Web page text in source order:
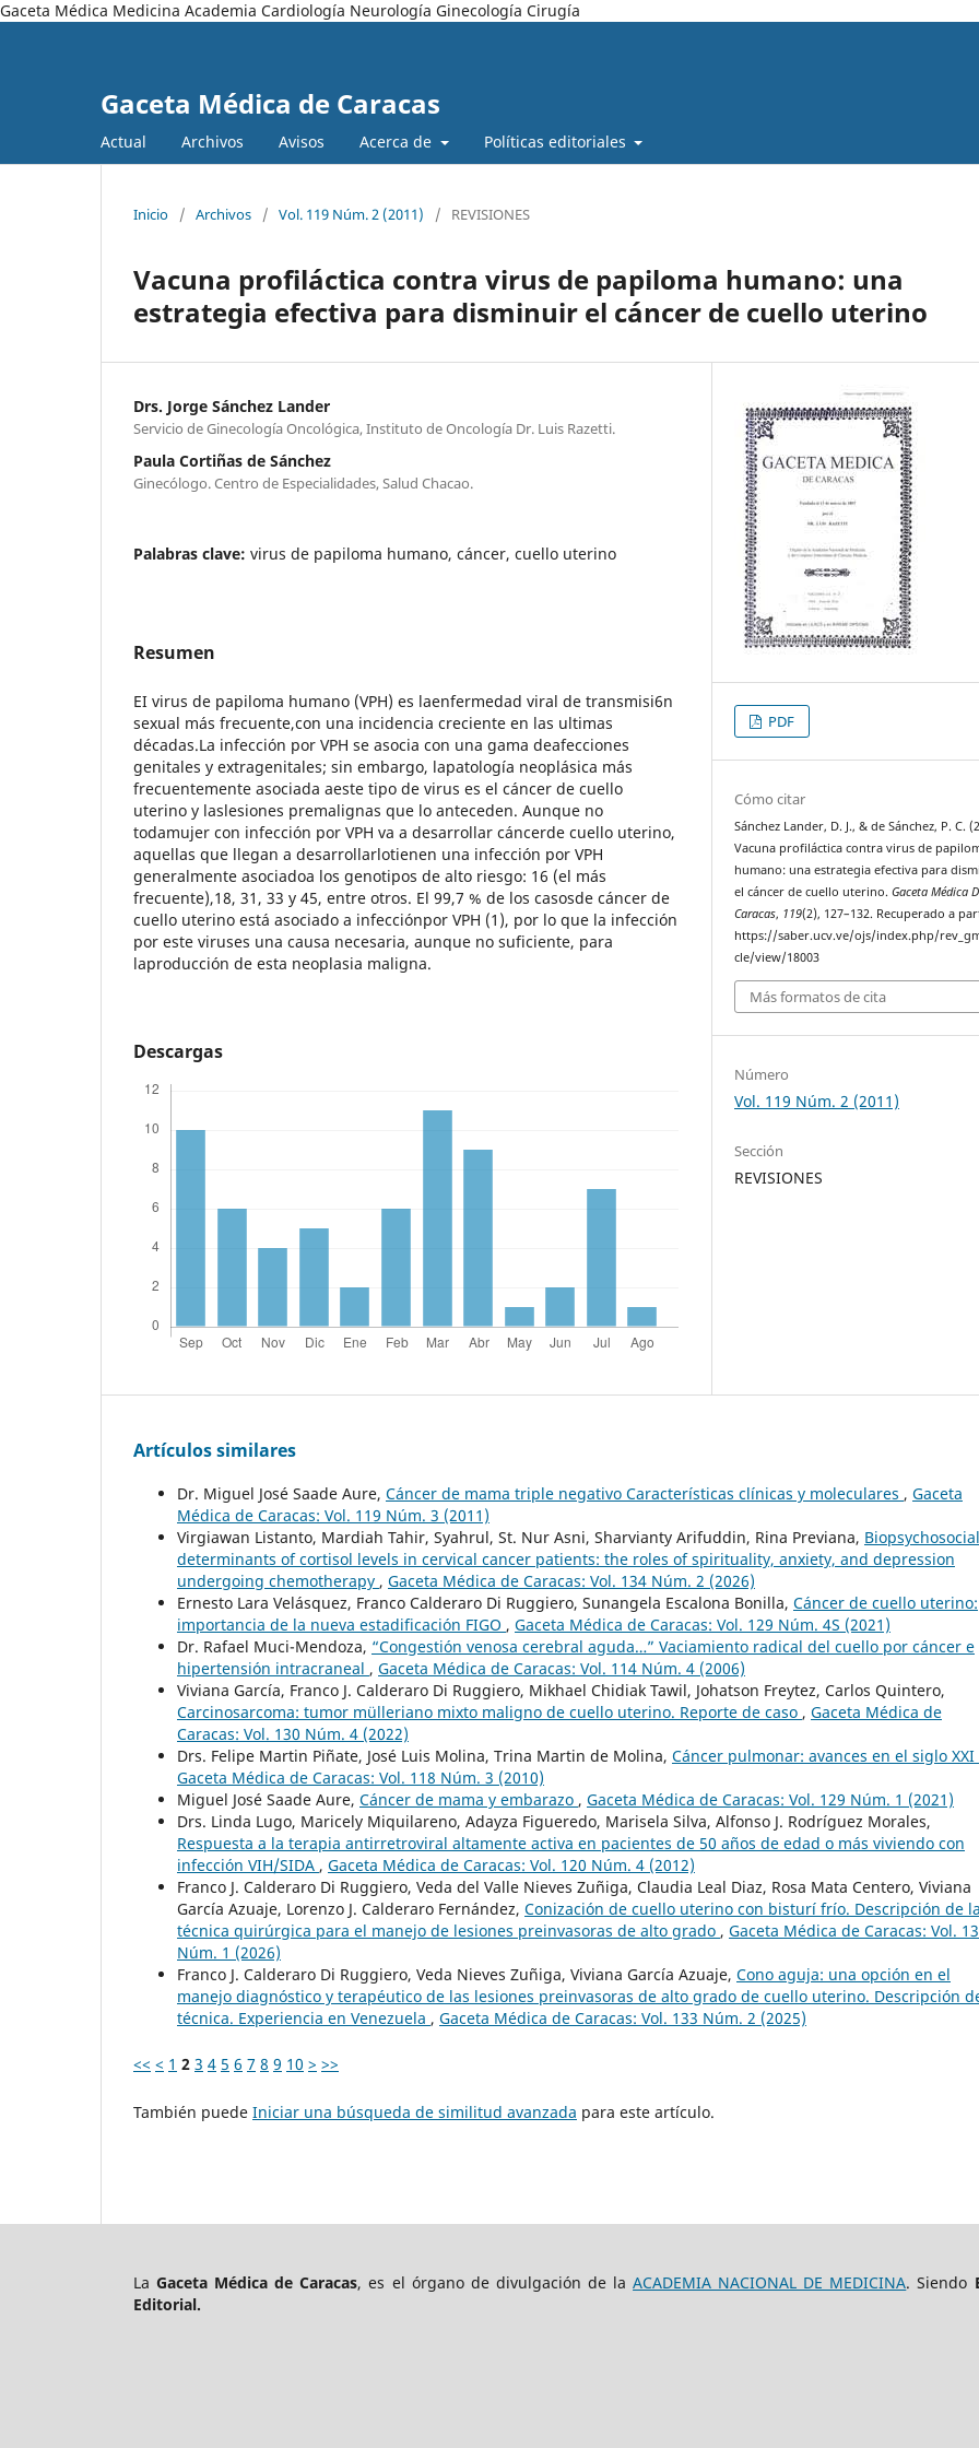
Gaceta Médica Medicina Academia Cardiología Neurología Ginecología Cirugía
Gaceta Médica de Caracas
Actual Archivos Avisos Acerca de Políticas editoriales
Inicio / Archivos / Vol. 119 Núm. 2 (2011) / REVISIONES
Vacuna profiláctica contra virus de papiloma humano: una
estrategia efectiva para disminuir el cáncer de cuello uterino
Drs. Jorge Sánchez Lander
Servicio de Ginecología Oncológica, Instituto de Oncología Dr. Luis Razetti.
Paula Cortiñas de Sánchez
Ginecólogo. Centro de Especialidades, Salud Chacao.
Palabras clave: virus de papiloma humano, cáncer, cuello uterino
Resumen
EI virus de papiloma humano (VPH) es laenfermedad viral de transmisi6n
sexual más frecuente,con una incidencia creciente en las ultimas
décadas.La infección por VPH se asocia con una gama deafecciones
genitales y extragenitales; sin embargo, lapatología neoplásica más
frecuentemente asociada aeste tipo de virus es el cáncer de cuello
uterino y laslesiones premalignas que lo anteceden. Aunque no
todamujer con infección por VPH va a desarrollar cáncerde cuello uterino,
aquellas que llegan a desarrollarlotienen una infección por VPH
generalmente asociadoa los genotipos de alto riesgo: 16 (el más
frecuente),18, 31, 33 y 45, entre otros. El 99,7 % de los casosde cáncer de
cuello uterino está asociado a infecciónpor VPH (1), por lo que la infección
por este viruses una causa necesaria, aunque no suficiente, para
laproducción de esta neoplasia maligna.
Descargas
PDF
Cómo citar
Sánchez Lander, D. J., & de Sánchez, P. C.
Vacuna profiláctica contra virus de
humano: una estrategia efectiva para
el cáncer de cuello uterino.Gaceta Médica
Caracas, 119(2), 127–132. Recuperado a
https://saber.ucv.ve/ojs/index.php/
cle/view/18003
Más formatos de cita
Número
Vol. 119 Núm. 2 (2011)
Sección
REVISIONES
Artículos similares
Dr. Miguel José Saade Aure, Cáncer de mama triple negativo Características clínicas y moleculares , Gaceta
Médica de Caracas: Vol. 119 Núm. 3 (2011)
Virgiawan Listanto, Mardiah Tahir, Syahrul, St. Nur Asni, Sharvianty Arifuddin, Rina Previana, Biopsychosocial
determinants of cortisol levels in cervical cancer patients: the roles of spirituality, anxiety, and depression
undergoing chemotherapy , Gaceta Médica de Caracas: Vol. 134 Núm. 2 (2026)
Ernesto Lara Velásquez, Franco Calderaro Di Ruggiero, Sunangela Escalona Bonilla, Cáncer de cuello uterino:
importancia de la nueva estadificación FIGO , Gaceta Médica de Caracas: Vol. 129 Núm. 4S (2021)
Dr. Rafael Muci-Mendoza, “Congestión venosa cerebral aguda…” Vaciamiento radical del cuello por cáncer e
hipertensión intracraneal , Gaceta Médica de Caracas: Vol. 114 Núm. 4 (2006)
Viviana García, Franco J. Calderaro Di Ruggiero, Mikhael Chidiak Tawil, Johatson Freytez, Carlos Quintero,
Carcinosarcoma: tumor mülleriano mixto maligno de cuello uterino. Reporte de caso , Gaceta Médica de
Caracas: Vol. 130 Núm. 4 (2022)
Drs. Felipe Martin Piñate, José Luis Molina, Trina Martin de Molina, Cáncer pulmonar: avances en el siglo XXI
Gaceta Médica de Caracas: Vol. 118 Núm. 3 (2010)
Miguel José Saade Aure, Cáncer de mama y embarazo , Gaceta Médica de Caracas: Vol. 129 Núm. 1 (2021)
Drs. Linda Lugo, Maricely Miquilareno, Adayza Figueredo, Marisela Silva, Alfonso J. Rodríguez Morales,
Respuesta a la terapia antirretroviral altamente activa en pacientes de 50 años de edad o más viviendo con
infección VIH/SIDA , Gaceta Médica de Caracas: Vol. 120 Núm. 4 (2012)
Franco J. Calderaro Di Ruggiero, Veda del Valle Nieves Zuñiga, Claudia Leal Diaz, Rosa Mata Centero, Viviana
García Azuaje, Lorenzo J. Calderaro Fernández, Conización de cuello uterino con bisturí frío. Descripción de la
técnica quirúrgica para el manejo de lesiones preinvasoras de alto grado , Gaceta Médica de Caracas: Vol.
Núm. 1 (2026)
Franco J. Calderaro Di Ruggiero, Veda Nieves Zuñiga, Viviana García Azuaje, Cono aguja: una opción en el
manejo diagnóstico y terapéutico de las lesiones preinvasoras de alto grado de cuello uterino. Descripción
técnica. Experiencia en Venezuela , Gaceta Médica de Caracas: Vol. 133 Núm. 2 (2025)
<< < 1 2 3 4 5 6 7 8 9 10 > >>
También puede Iniciar una búsqueda de similitud avanzada para este artículo.
LaGaceta Médica de Caracas, es el órgano de divulgación de laACADEMIA NACIONAL DE MEDICINA. Siendo
Editorial.